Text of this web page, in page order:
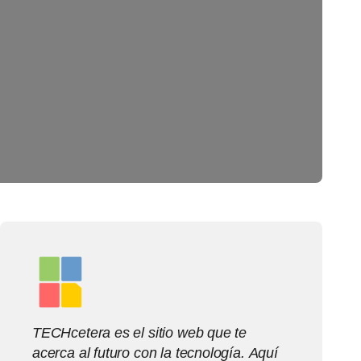
TECHcetera es el sitio web que te
acerca al futuro con la tecnología. Aquí